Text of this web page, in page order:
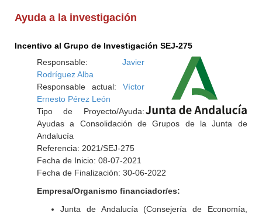
Ayuda a la investigación
Incentivo al Grupo de Investigación SEJ-275
Responsable: Javier
Rodríguez Alba
Responsable actual: Víctor
Ernesto Pérez León
Tipo de Proyecto/Ayuda:
Ayudas a Consolidación de Grupos de la Junta de
Andalucía
Referencia: 2021/SEJ-275
Fecha de Inicio: 08-07-2021
Fecha de Finalización: 30-06-2022
Empresa/Organismo financiador/es:
Junta de Andalucía (Consejería de Economía,